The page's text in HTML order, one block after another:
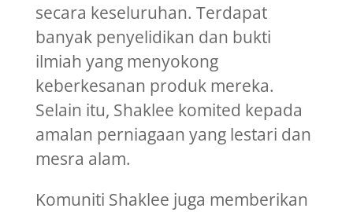
secara keseluruhan. Terdapat
banyak penyelidikan dan bukti
ilmiah yang menyokong
keberkesanan produk mereka.
Selain itu, Shaklee komited kepada
amalan perniagaan yang lestari dan
mesra alam.
Komuniti Shaklee juga memberikan